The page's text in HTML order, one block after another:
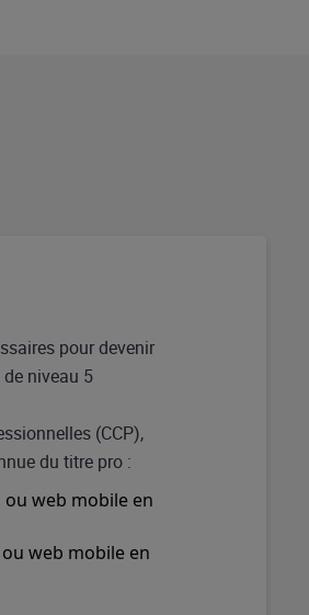
pour devenir
niveau 5
(CCP),
du titre pro :
web mobile en
web mobile en